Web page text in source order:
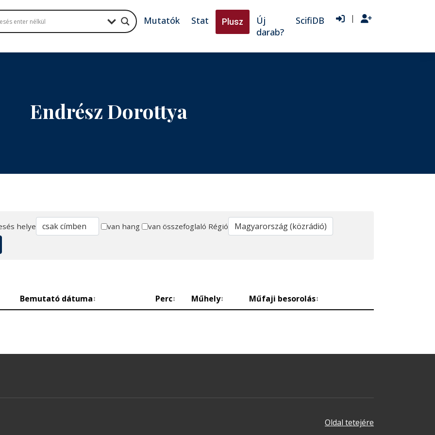
Mutatók Stat Plusz
Új
darab?
ScifiDB |
Endrész Dorottya
helye van hang van összefoglaló Régió
Bemutató dátuma↕ Perc↕ Műhely↕ Műfaji besorolás↕
Oldal tetejére